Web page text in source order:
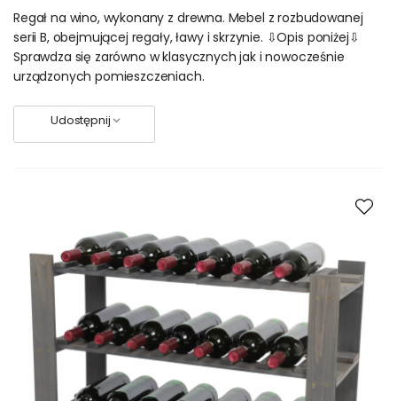
Regał na wino, wykonany z drewna. Mebel z rozbudowanej
serii B, obejmującej regały, ławy i skrzynie. ⇩Opis poniżej⇩
Sprawdza się zarówno w klasycznych jak i nowocześnie
urządzonych pomieszczeniach.
Udostępnij